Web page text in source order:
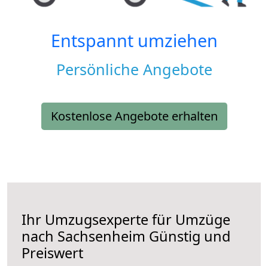
Entspannt umziehen
Persönliche Angebote
Kostenlose Angebote erhalten
Ihr Umzugsexperte für Umzüge
nach Sachsenheim Günstig und
Preiswert